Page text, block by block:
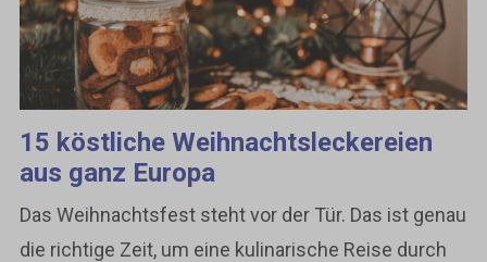
15 köstliche Weihnachtsleckereien
aus ganz Europa
Das Weihnachtsfest steht vor der Tür. Das ist genau
die richtige Zeit, um eine kulinarische Reise durch